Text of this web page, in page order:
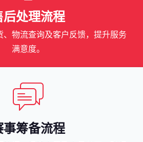
后处理流程
、物流查询及客户反馈，提升服务
满意度。
事筹备流程